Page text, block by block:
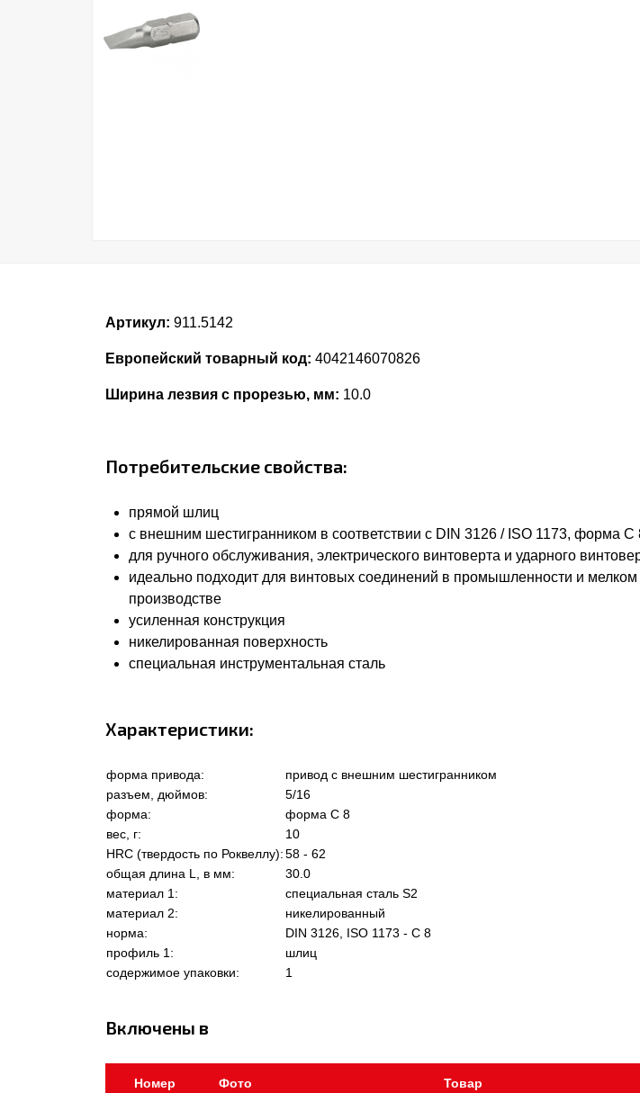
Артикул: 911.5142
Европейский товарный код: 4042146070826
Ширина лезвия с прорезью, мм: 10.0
Потребительские свойства:
прямой шлиц
с внешним шестигранником в соответствии с DIN 3126 / ISO 1173, форма С
для ручного обслуживания, электрического винтоверта и ударного
идеально подходит для винтовых соединений в промышленности и мелком
производстве
усиленная конструкция
никелированная поверхность
специальная инструментальная сталь
Характеристики:
форма привода:
привод с внешним шестигранником
разъем, дюймов:
5/16
форма:
форма C 8
вес, г:
10
HRC (твердость по Роквеллу):58 - 62
общая длина L, в мм:
30.0
материал 1:
специальная сталь S2
материал 2:
никелированный
норма:
DIN 3126, ISO 1173 - C 8
профиль 1:
шлиц
содержимое упаковки:
1
Включены в
Номер
Фото Товар